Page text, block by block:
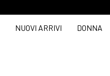
NUOVI ARRIVI DONNA